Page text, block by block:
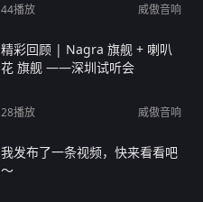
44播放 威傲音响
精彩回顾 | Nagra 旗舰 + 喇叭
花 旗舰 ——深圳试听会
28播放 威傲音响
我发布了一条视频，快来看看吧
～